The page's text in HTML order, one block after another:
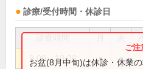
診療/受付時間・休診日
9:00～13:00 ● ●
お盆(8月中旬)は休診・休業